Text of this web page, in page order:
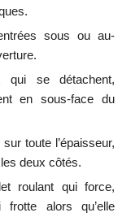
sous ou au-
qui se détachent,
en sous-face du
toute l’épaisseur,
deux côtés.
roulant qui force,
alors qu’elle